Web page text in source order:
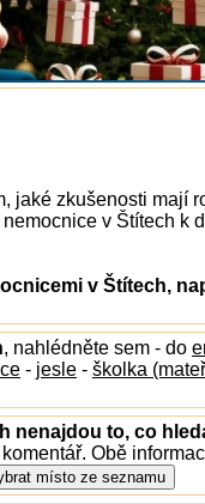
jaké zkušenosti mají
v Štítech k
v Štítech,
, nahlédněte sem - do
- jesle - školka
nenajdou to, co
Obě